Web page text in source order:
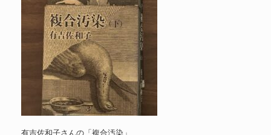
有吉佐和子さんの「複合汚染」